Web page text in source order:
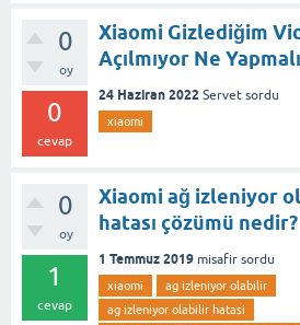
0
oy
0
cevap
Xiaomi Gizlediğim
Açılmıyor Ne
24 Haziran 2022 Servet sordu
xiaomi
0
oy
1
cevap
Xiaomi ağ izleniyor
hatası çözümü nedir?
1 Temmuz 2019 misafir sordu
xiaomi
ag izleniyor olabilir
ag izleniyor olabilir hatasi